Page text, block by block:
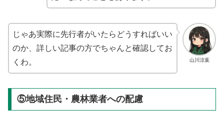
山川涼葉
じゃあ実際に先行者がいたらどうすればいい
のか、詳しい記事の方でちゃんと確認してお
くわ。
⑤地域住民・農林業者への配慮